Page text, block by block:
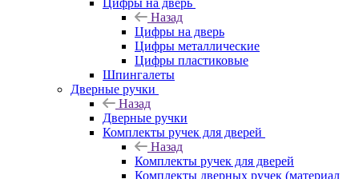
Цифры на дверь
Назад
Цифры на дверь
Цифры металлические
Цифры пластиковые
Шпингалеты
Дверные ручки
Назад
Дверные ручки
Комплекты ручек для дверей
Назад
Комплекты ручек для дверей
Комплекты дверных ручек (материал